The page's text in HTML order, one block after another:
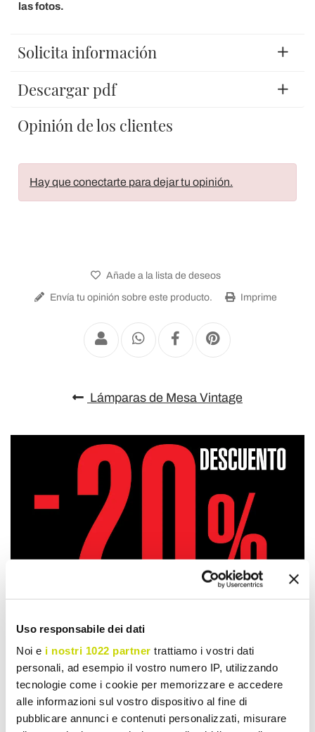
Uso responsabile dei dati
Noi e i nostri 1022 partner trattiamo i vostri dati
personali, ad esempio il vostro numero IP, utilizzando
tecnologie come i cookie per memorizzare e accedere
alle informazioni sul vostro dispositivo al fine di
pubblicare annunci e contenuti personalizzati, misurare
las fotos.
Solicita información
Descargar pdf
Opinión de los clientes
Hay que conectarte para dejar tu opinión.
Añade a la lista de deseos
Envía tu opinión sobre este producto. Imprime
Lámparas de Mesa Vintage
Oferta por tiempo limitado.